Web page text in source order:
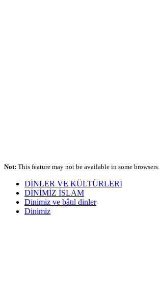
Not: This feature may not be available in some browsers.
DİNLER VE KÜLTÜRLERİ
DİNİMİZ İSLAM
Dinimiz ve bâtıl dinler
Dinimiz